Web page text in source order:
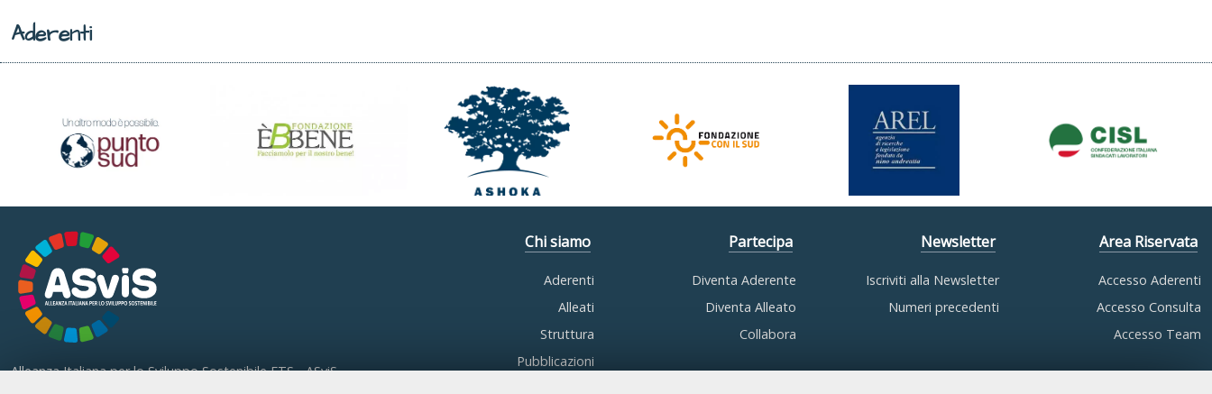
Aderenti
Alleanza Italiana per lo Sviluppo Sostenibile ETS - ASviS
Chi siamo
Aderenti
Alleati
Struttura
Pubblicazioni
Partecipa
Diventa Aderente
Diventa Alleato
Collabora
Newsletter
Iscriviti alla Newsletter
Numeri precedenti
Area Riservata
Accesso Aderenti
Accesso Consulta
Accesso Team